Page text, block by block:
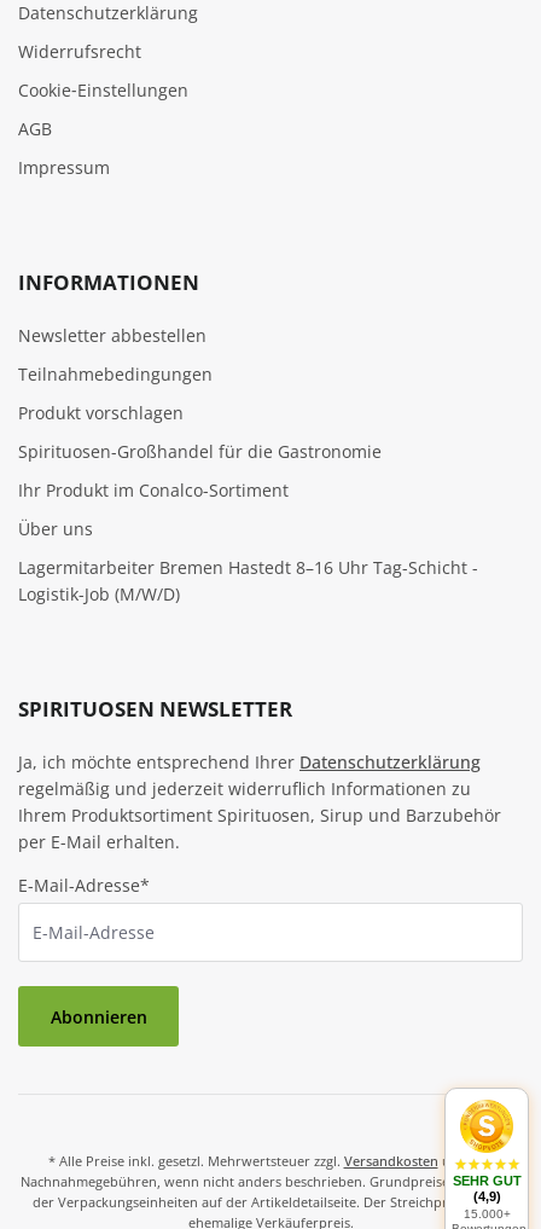
Datenschutzerklärung
Widerrufsrecht
Cookie‑Einstellungen
AGB
Impressum
INFORMATIONEN
Newsletter abbestellen
Teilnahmebedingungen
Produkt vorschlagen
Spirituosen-Großhandel für die Gastronomie
Ihr Produkt im Conalco-Sortiment
Über uns
Lagermitarbeiter Bremen Hastedt 8–16 Uhr Tag-Schicht -
Logistik-Job (M/W/D)
SPIRITUOSEN NEWSLETTER
Ja, ich möchte entsprechend Ihrer Datenschutzerklärung
regelmäßig und jederzeit widerruflich Informationen zu
Ihrem Produktsortiment Spirituosen, Sirup und Barzubehör
per E-Mail erhalten.
E-Mail-Adresse*
Abonnieren
* Alle Preise inkl. gesetzl. Mehrwertsteuer zzgl. Versandkosten und ggf.
Nachnahmegebühren, wenn nicht anders beschrieben. Grundpreise und Preise
der Verpackungseinheiten auf der Artikeldetailseite. Der Streichpreis ist der
ehemalige Verkäuferpreis.
SEHR GUT
(4,9)
15.000+